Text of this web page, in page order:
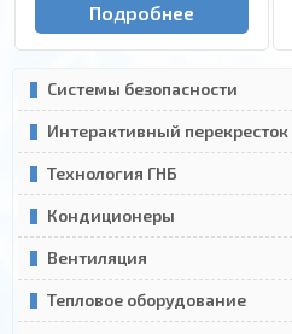
Системы безопасности
Интерактивный перекресток
Технология ГНБ
Кондиционеры
Вентиляция
Тепловое оборудование
Подробнее